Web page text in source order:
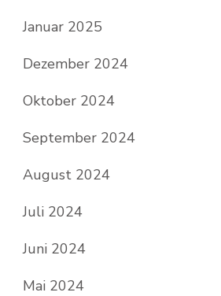
Januar 2025
Dezember 2024
Oktober 2024
September 2024
August 2024
Juli 2024
Juni 2024
Mai 2024